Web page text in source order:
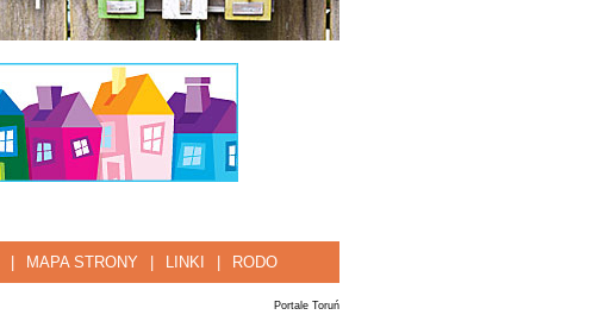
MAPA STRONY LINKI RODO
Portale Toruń